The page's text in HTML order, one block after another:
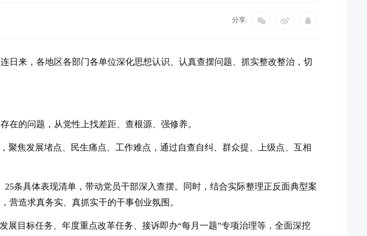
分享:
日来，各地区各部门各单位深化思想认识、认真查摆问题、抓实整改整治，切
在的问题，从党性上找差距、查根源、强修养。
聚焦发展堵点、民生痛点、工作难点，通过自查自纠、群众提、上级点、互相
条具体表现清单，带动党员干部深入查摆。同时，结合实际整理正反面典型案
营造求真务实、真抓实干的干事创业氛围。
展目标任务、年度重点改革任务、接诉即办“每月一题”专项治理等，全面深挖